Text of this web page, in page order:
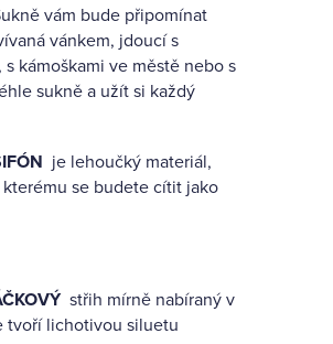
vám bude připomínat
vánkem, jdoucí s
kámoškami ve městě nebo s
sukně a užít si každý
je lehoučký materiál,
se budete cítit jako
střih mírně nabíraný v
tvoří lichotivou siluetu